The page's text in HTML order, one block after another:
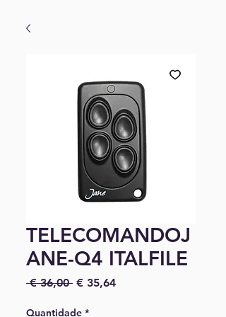
TELECOMANDOJ
ANE-Q4 ITALFILE
€ 36,00 Preço normal
€ 35,64Preço promocional
Quantidade *